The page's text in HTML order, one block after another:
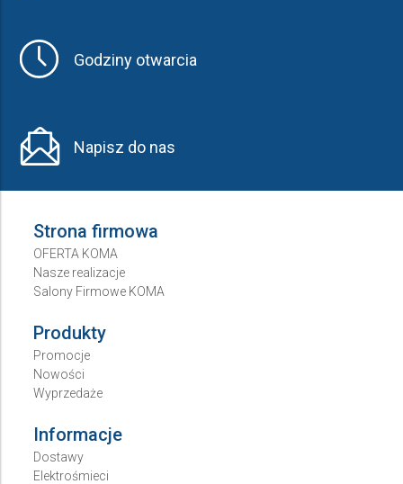
Godziny otwarcia
Napisz do nas
Strona firmowa
OFERTA KOMA
Nasze realizacje
Salony Firmowe KOMA
Produkty
Promocje
Nowości
Wyprzedaże
Informacje
Dostawy
Elektrośmieci